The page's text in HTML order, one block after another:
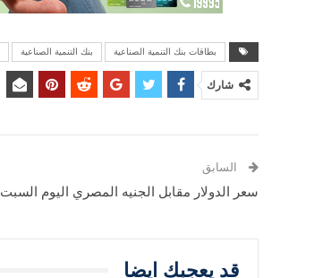
بطاقات بنك التنمية الصناعية بنك التنمية الصناعية
شارك
السابق
سعر الدولار مقابل الجنيه المصري اليوم السبت 16 مايو 2026
قد يعجبك ايضا